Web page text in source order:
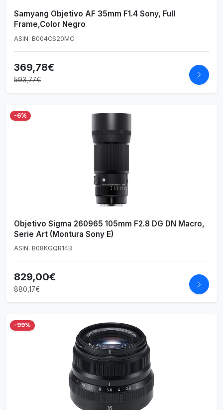
Samyang Objetivo AF 35mm F1.4 Sony, Full
Frame,Color Negro
ASIN: B004CS20MC
369,78€
593,77€
-6%
Objetivo Sigma 260965 105mm F2.8 DG DN Macro,
Serie Art (Montura Sony E)
ASIN: B08KGQR14B
829,00€
880,17€
-99%